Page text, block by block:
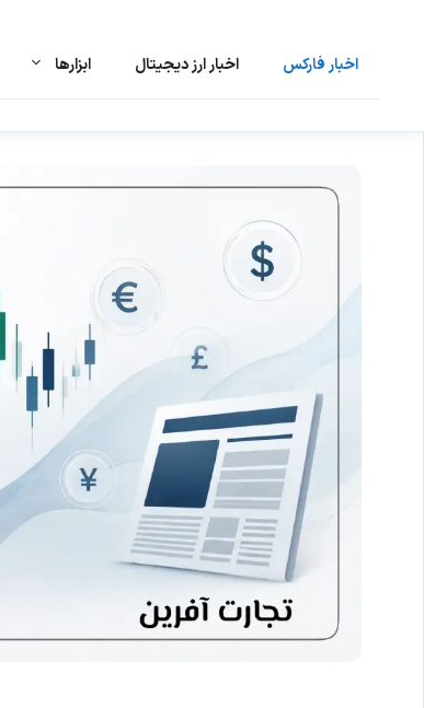
اخبار فارکس اخبار ارز دیجیتال ابزارها